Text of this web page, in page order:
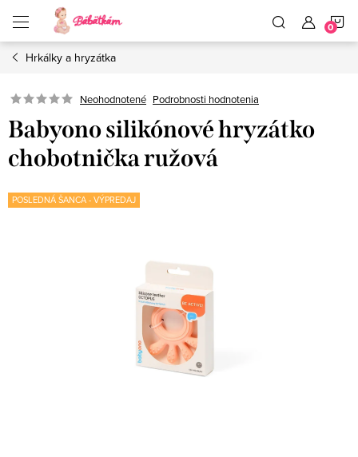
obsah
Hrkálky a hryzátka
Neohodnotené Podrobnosti hodnotenia
Babyono silikónové hryzátko
chobotnička ružová
POSLEDNÁ ŠANCA - VÝPREDAJ